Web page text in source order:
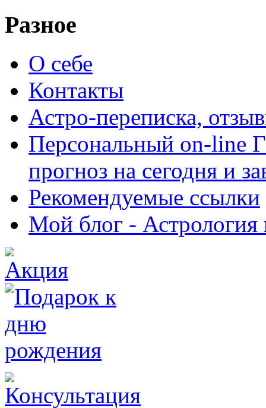
Разное
О себе
Контакты
Астро-переписка,
Персональный on-
прогноз на сегодня и
Рекомендуемые ссылки
Мой блог - Астрология